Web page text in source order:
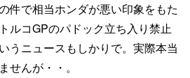
件で相当ホンダが悪い印象をもた
ルコGPのパドック立ち入り禁止
うニュースもしかりで。実際本当
せんが・・。